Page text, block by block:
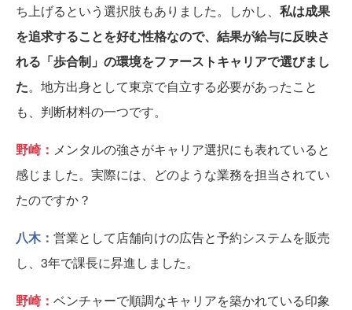
ち上げるという選択肢もありました。しかし、 私は成果
を追求することを好む性格なので、結果が給与に反映さ
れる「歩合制」の環境をファーストキャリアで選びまし
た。地方出身として東京で自立する必要があったこと
も、判断材料の一つです。
野崎： メンタルの強さがキャリア選択にも表れていると
感じました。実際には、どのような業務を担当されてい
たのですか？
八木： 営業として店舗向けの広告と予約システムを販売
し、3年で課長に昇進しました。
野崎： ベンチャーで順調なキャリアを築かれている印象